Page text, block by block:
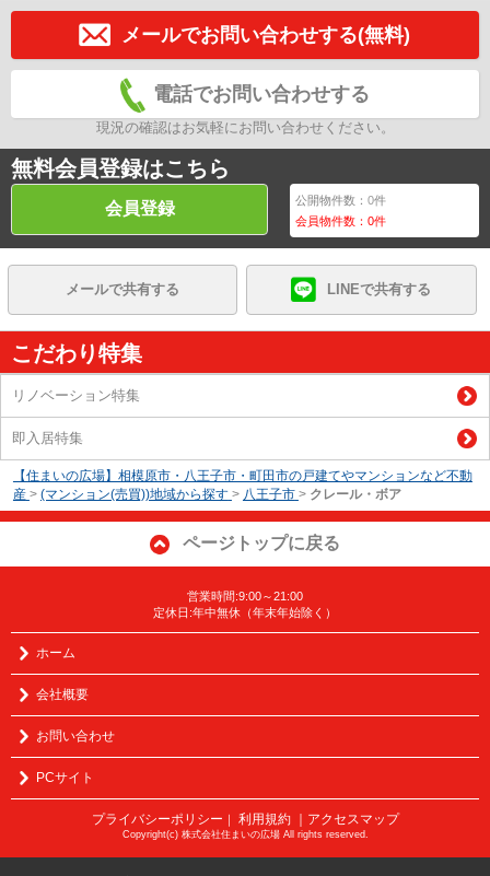
メールでお問い合わせする(無料)
電話でお問い合わせする
現況の確認はお気軽にお問い合わせください。
無料会員登録はこちら
会員登録 公開物件数：0件
会員物件数：0件
メールで共有する LINEで共有する
こだわり特集
リノベーション特集
即入居特集
【住まいの広場】相模原市・八王子市・町田市の戸建てやマンションなど不動
産 > (マンション(売買))地域から探す > 八王子市 > クレール・ボア
ページトップに戻る
営業時間:9:00～21:00
定休日:年中無休（年末年始除く）
ホーム
会社概要
お問い合わせ
PCサイト
プライバシーポリシー 利用規約 ｜アクセスマップ
Copyright(c) 株式会社住まいの広場 All rights reserved.